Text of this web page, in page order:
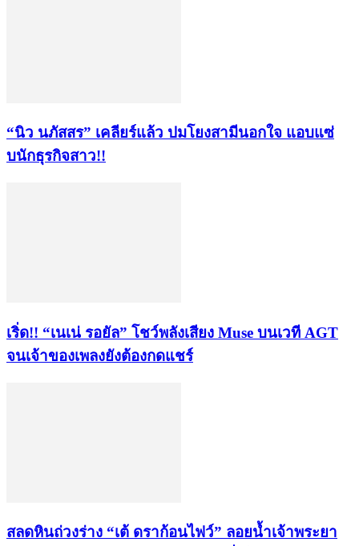
“นิว นภัสสร” เคลียร์แล้ว ปมโยงสามีนอกใจ แอบแซ่
บนักธุรกิจสาว!!
เริ่ด!! “เนเน่ รอยัล” โชว์พลังเสียง Muse บนเวที AGT
จนเจ้าของเพลงยังต้องกดแชร์
สลดหินถ่วงร่าง “เต้ ดราก้อนไฟว์” ลอยน้ำเจ้าพระยา